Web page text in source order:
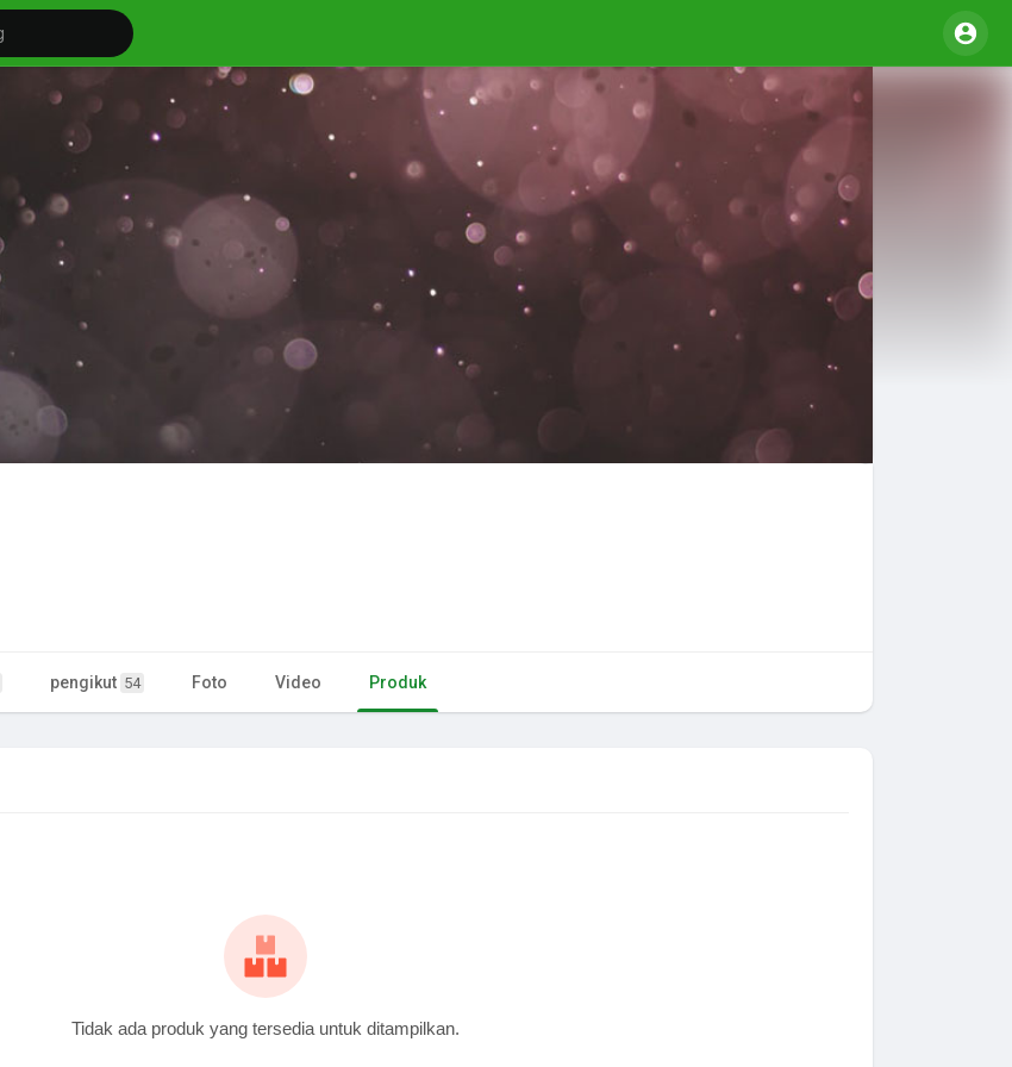
pengikut 54 Foto Video Produk
Tidak ada produk yang tersedia untuk ditampilkan.